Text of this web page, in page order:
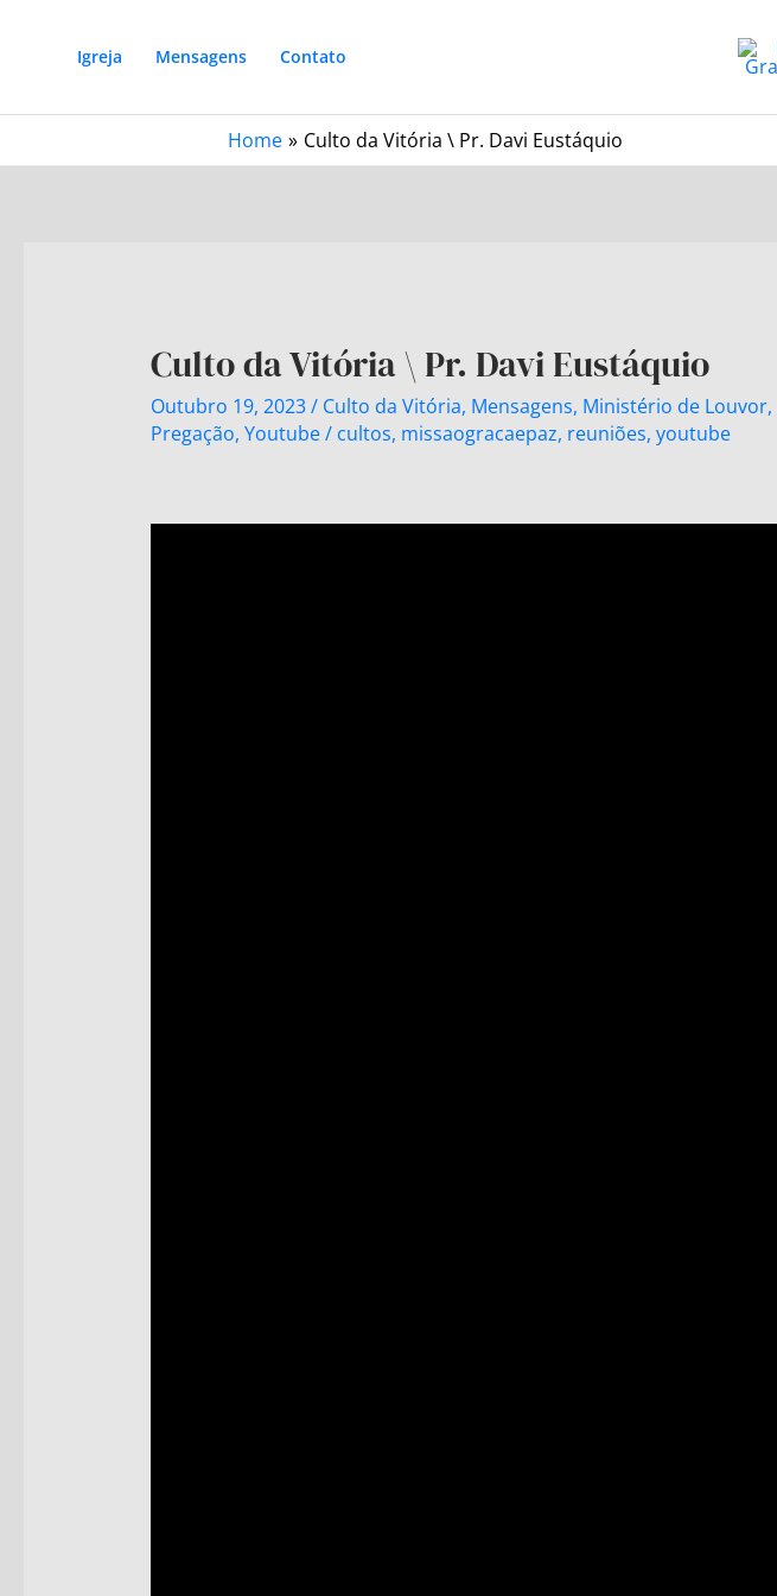
Igreja Mensagens Contato
Home Culto da Vitória \ Pr. Davi Eustáquio
Culto da Vitória \ Pr. Davi Eustáquio
Outubro 19, 2023/ Culto da Vitória, Mensagens, Ministério de Louvor,
Pregação, Youtube/ cultos, missaogracaepaz, reuniões, youtube